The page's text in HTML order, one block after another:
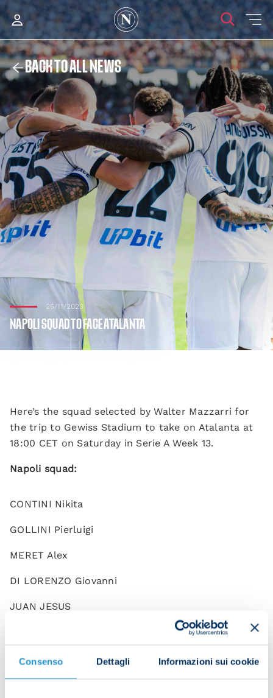
Consenso Dettagli Informazioni sui cookie
BACK TO ALL NEWS
25/11/2023
NAPOLI SQUAD TO FACE ATALANTA
Here’s the squad selected by Walter Mazzarri for
the trip to Gewiss Stadium to take on Atalanta at
18:00 CET on Saturday in Serie A Week 13.
Napoli squad:
CONTINI Nikita
GOLLINI Pierluigi
MERET Alex
DI LORENZO Giovanni
JUAN JESUS
OLIVERA Mathias
OSTIGARD Leo